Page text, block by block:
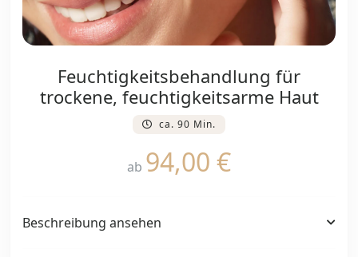
Feuchtigkeitsbehandlung für
trockene, feuchtigkeitsarme Haut
ca. 90 Min.
ab 94,00 €
Beschreibung ansehen